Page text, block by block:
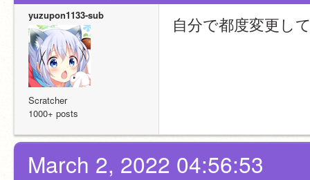
yuzupon1133-sub
Scratcher
1000+ posts
自分で都度変更し
March 2, 2022 04:56:53